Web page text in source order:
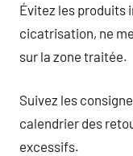
Évitez les produits
cicatrisation, ne
sur la zone traitée.
Suivez les
calendrier des
excessifs.